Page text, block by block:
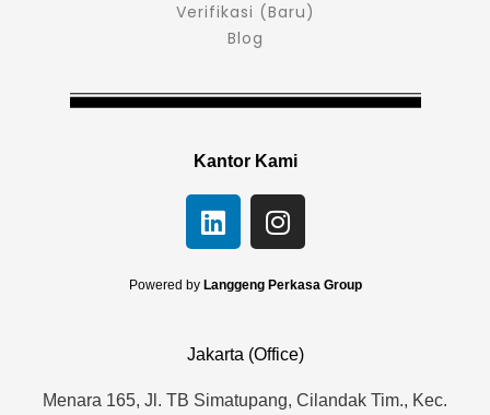
Verifikasi (Baru)
Blog
Kantor Kami
L
i
n
k
d
i
n
I
n
s
t
g
r
a
Powered by Langgeng Perkasa Group
Jakarta (Office)
Menara 165, Jl. TB Simatupang, Cilandak Tim., Kec.